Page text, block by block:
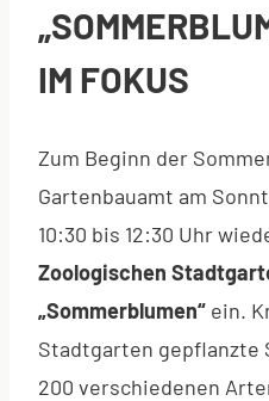
IM FOKUS
Zum Beginn der
Gartenbauamt am
10:30 bis 12:30 Uhr
Zoologischen
„Sommerblumen“ ein.
Stadtgarten gepflanzte
200 verschiedenen